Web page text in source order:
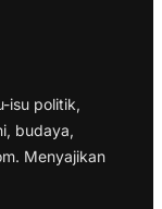
isu politik,
budaya,
Menyajikan